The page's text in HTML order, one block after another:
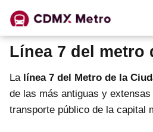
Línea 7 del metro
La línea 7 del Metro de la
de las más antiguas y
transporte público de la capital